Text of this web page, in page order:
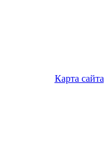
Карта сайта